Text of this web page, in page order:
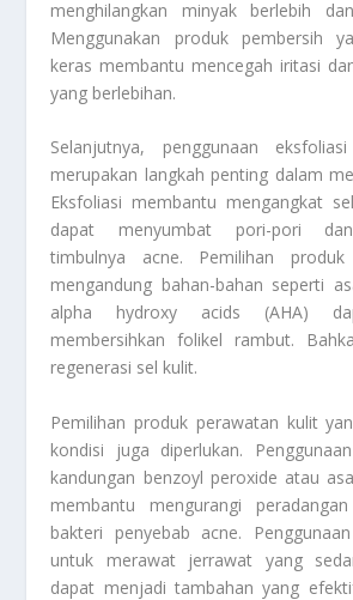
menghilangkan minyak berlebih
Menggunakan produk pembersih
keras membantu mencegah iritasi
yang berlebihan.
Selanjutnya, penggunaan
merupakan langkah penting dalam
Eksfoliasi membantu mengangkat
dapat menyumbat pori-pori dan
timbulnya acne. Pemilihan
mengandung bahan-bahan seperti
alpha hydroxy acids (AHA)
membersihkan folikel rambut.
regenerasi sel kulit.
Pemilihan produk perawatan kulit
kondisi juga diperlukan.
kandungan benzoyl peroxide atau
membantu mengurangi
bakteri penyebab acne.
untuk merawat jerrawat yang
dapat menjadi tambahan yang